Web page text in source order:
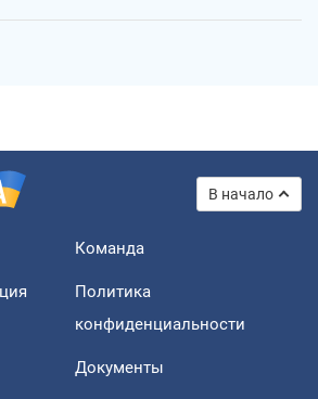
В начало
Команда
Политика
конфиденциальности
Документы